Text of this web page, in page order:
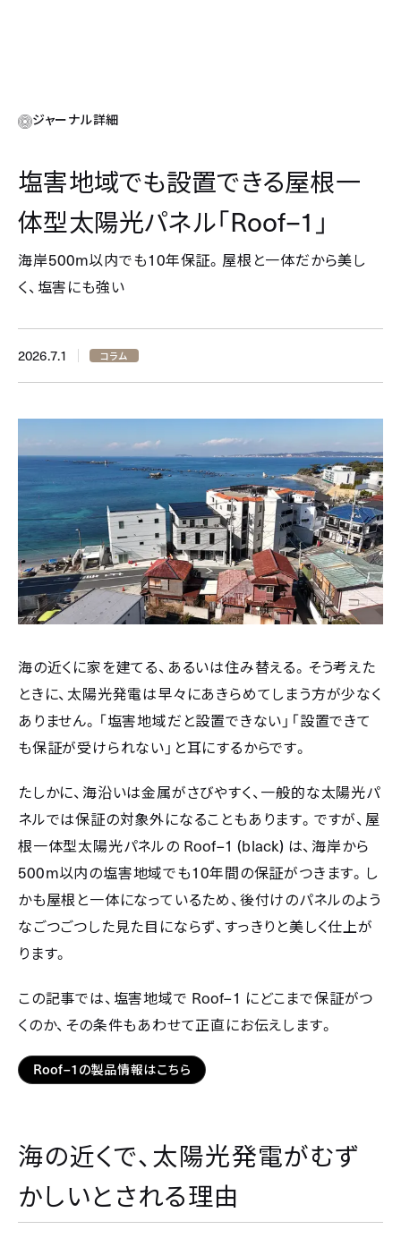
ジャーナル詳細
塩害地域でも設置できる屋根一
体型太陽光パネル「Roof–1 」
海岸500m以内でも10年保証。屋根と一体だから美し
く、塩害にも強い
2026.7.1 コラム
海の近くに家を建てる、あるいは住み替える。そう考えた
ときに、太陽光発電は早々にあきらめてしまう方が少なく
ありません。「塩害地域だと設置できない」「設置できて
も保証が受けられない」と耳にするからです。
たしかに、海沿いは金属がさびやすく、一般的な太陽光パ
ネルでは保証の対象外になることもあります。ですが、屋
根一体型太陽光パネルの Roof–1 (black) は、海岸から
500m以内の塩害地域でも10年間の保証がつきます。し
かも屋根と一体になっているため、後付けのパネルのよう
なごつごつした見た目にならず、すっきりと美しく仕上が
ります。
この記事では、塩害地域で Roof–1 にどこまで保証がつ
くのか、その条件もあわせて正直にお伝えします。
Roof–1 の製品情報はこちら
海の近くで、太陽光発電がむず
かしいとされる理由